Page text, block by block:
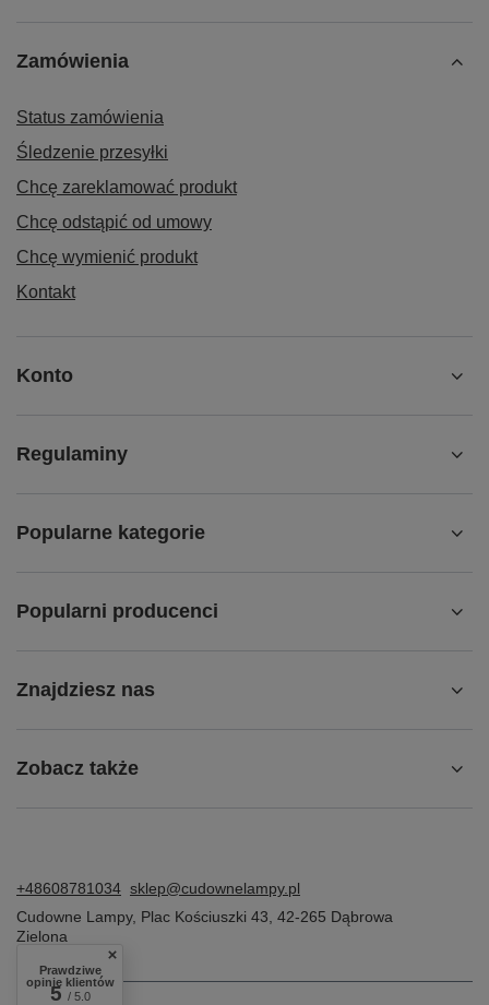
Zamówienia
Status zamówienia
Śledzenie przesyłki
Chcę zareklamować produkt
Chcę odstąpić od umowy
Chcę wymienić produkt
Kontakt
Konto
Regulaminy
Popularne kategorie
Popularni producenci
Znajdziesz nas
Zobacz także
+48608781034 sklep@cudownelampy.pl
Cudowne Lampy, Plac Kościuszki 43 42-265 Dąbrowa
Zielona
Prawdziwe
opinie klientów
5/ 5.0